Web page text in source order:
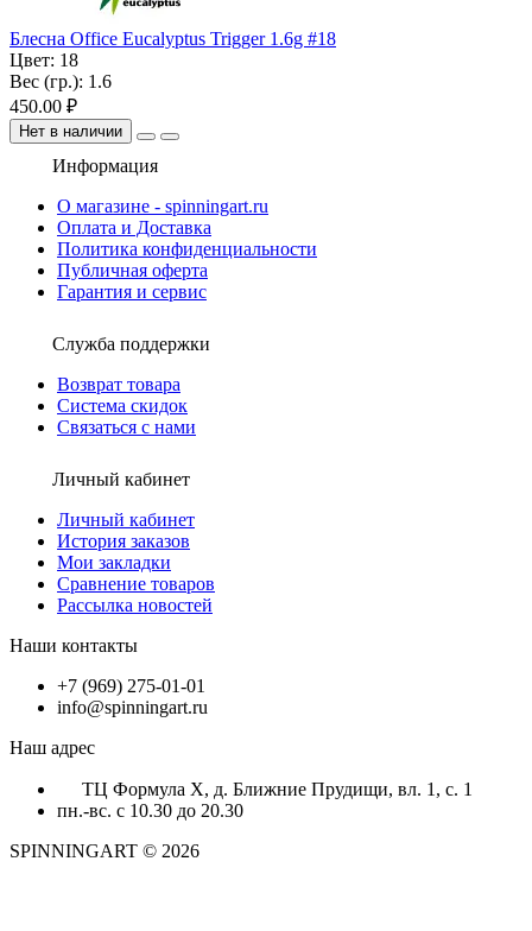
Блесна Office Eucalyptus Trigger 1.6g #18
Цвет: 18
Вес (гр.): 1.6
450.00 ₽
Нет в наличии
Информация
О магазине - spinningart.ru
Оплата и Доставка
Политика конфиденциальности
Публичная оферта
Гарантия и сервис
Служба поддержки
Возврат товара
Система скидок
Связаться с нами
Личный кабинет
Личный кабинет
История заказов
Мои закладки
Сравнение товаров
Рассылка новостей
Наши контакты
+7 (969) 275-01-01
info@spinningart.ru
Наш адрес
ТЦ Формула X, д. Ближние Прудищи, вл. 1, с. 1
пн.-вс. с 10.30 до 20.30
SPINNINGART © 2026